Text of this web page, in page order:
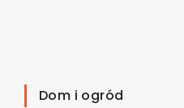
Dom i ogród